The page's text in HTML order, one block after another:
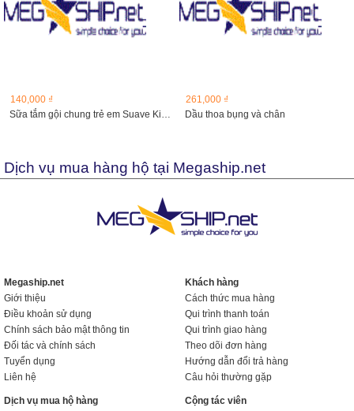
140,000 ₫
261,000 ₫
Dầu thoa bụng và chân
Dịch vụ mua hàng hộ tại Megaship.net
Megaship.net
Giới thiệu
Điều khoản sử dụng
Chính sách bảo mật thông tin
Đối tác và chính sách
Tuyển dụng
Liên hệ
Khách hàng
Cách thức mua hàng
Qui trình thanh toán
Qui trình giao hàng
Theo dõi đơn hàng
Hướng dẫn đổi trả hàng
Câu hỏi thường gặp
Dịch vụ mua hộ hàng
Cộng tác viên